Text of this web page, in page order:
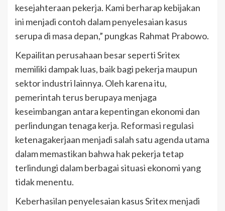
kesejahteraan pekerja. Kami berharap kebijakan
ini menjadi contoh dalam penyelesaian kasus
serupa di masa depan,” pungkas Rahmat Prabowo.
Kepailitan perusahaan besar seperti Sritex
memiliki dampak luas, baik bagi pekerja maupun
sektor industri lainnya. Oleh karena itu,
pemerintah terus berupaya menjaga
keseimbangan antara kepentingan ekonomi dan
perlindungan tenaga kerja. Reformasi regulasi
ketenagakerjaan menjadi salah satu agenda utama
dalam memastikan bahwa hak pekerja tetap
terlindungi dalam berbagai situasi ekonomi yang
tidak menentu.
Keberhasilan penyelesaian kasus Sritex menjadi